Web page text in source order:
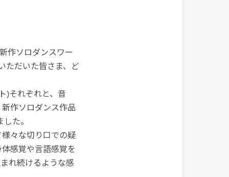
作ソロダンスワー
ただいた皆さま、ど
)それぞれと、音
作ソロダンス作品
た。
々な切り口での疑
感覚や言語感覚を
れ続けるような感